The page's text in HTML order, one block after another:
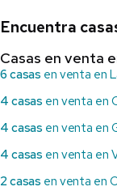
Encuentra
Casas en venta
6 casas en venta en
4 casas en venta en
4 casas en venta en
4 casas en venta en
2 casas en venta en